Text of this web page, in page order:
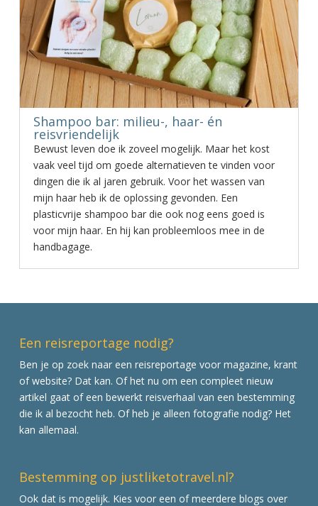
Shampoo bar: milieu-, haar- én
reisvriendelijk
Bewust leven doe ik zoveel mogelijk. Maar het kost
vaak veel tijd om goede alternatieven te vinden voor
dingen die ik al jaren gebruik. Voor het wassen van
mijn haar heb ik de oplossing gevonden. Een
plasticvrije shampoo bar die ook nog eens goed is
voor mijn haar. En hij kan probleemloos mee in de
handbagage.
Een reisreportage nodig?
Ben je op zoek naar een reisreportage voor magazine, krant
of website? Dat kan. Of het nu om een compleet nieuw
artikel gaat of een bewerkt reisverhaal van een bestemming
die ik al bezocht heb. Of heb je alleen fotografie nodig? Het
kan allemaal.
Bestemming op justliketotravel.nl?
Ook dat is mogelijk. Kies voor een of meerdere blogs over